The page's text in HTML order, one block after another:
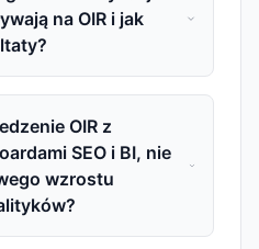
na OIR i jak
OIR z
SEO i BI, nie
wzrostu